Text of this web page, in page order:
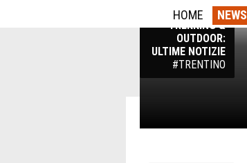
HOME NEWS
NEWS
TREKKING &
OUTDOOR:
ULTIME NOTIZIE
#TRENTINO